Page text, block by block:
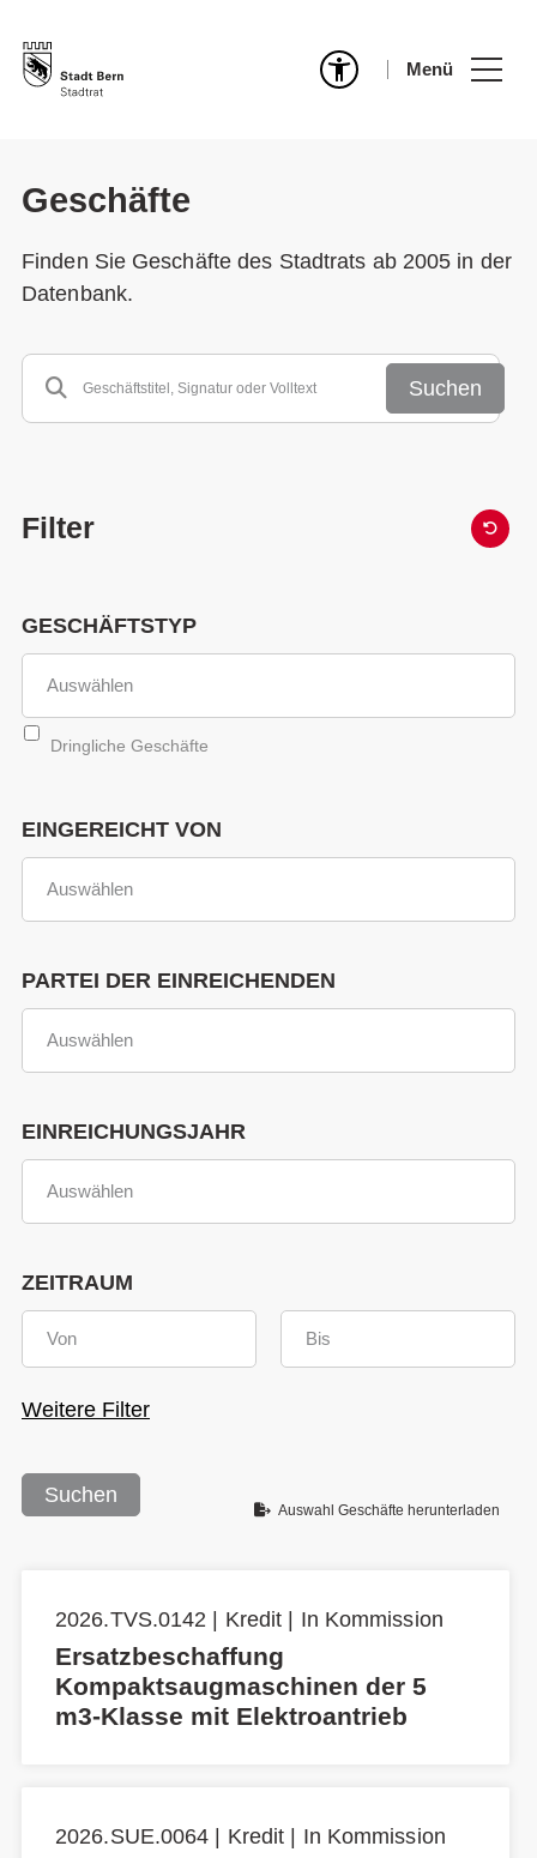
Menü
Geschäfte
Finden Sie Geschäfte des Stadtrats ab 2005 in der
Datenbank.
Suchen
Filter
GESCHÄFTSTYP
Dringliche Geschäfte
EINGEREICHT VON
PARTEI DER EINREICHENDEN
EINREICHUNGSJAHR
ZEITRAUM
Weitere Filter
Suchen
Auswahl Geschäfte herunterladen
2026.TVS.0142 | Kredit | In Kommission
Ersatzbeschaffung
Kompaktsaugmaschinen der 5
m3-Klasse mit Elektroantrieb
2026.SUE.0064 | Kredit | In Kommission